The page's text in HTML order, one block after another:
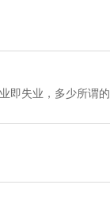
即失业，多少所谓